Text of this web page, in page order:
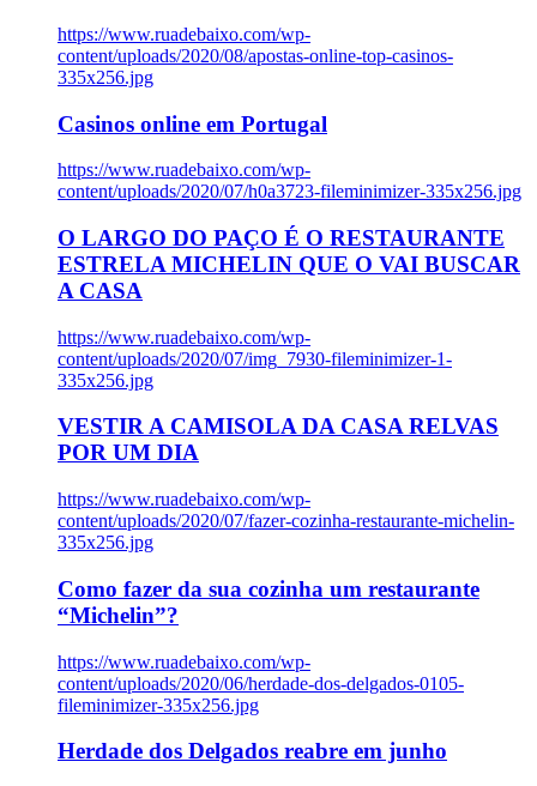
https://www.ruadebaixo.com/wp-
content/uploads/2020/08/apostas-online-top-casinos-
335x256.jpg
Casinos online em Portugal
https://www.ruadebaixo.com/wp-
content/uploads/2020/07/h0a3723-fileminimizer-335x256.jpg
O LARGO DO PAÇO É O RESTAURANTE
ESTRELA MICHELIN QUE O VAI BUSCAR
A CASA
https://www.ruadebaixo.com/wp-
content/uploads/2020/07/img_7930-fileminimizer-1-
335x256.jpg
VESTIR A CAMISOLA DA CASA RELVAS
POR UM DIA
https://www.ruadebaixo.com/wp-
content/uploads/2020/07/fazer-cozinha-restaurante-michelin-
335x256.jpg
Como fazer da sua cozinha um restaurante
“Michelin”?
https://www.ruadebaixo.com/wp-
content/uploads/2020/06/herdade-dos-delgados-0105-
fileminimizer-335x256.jpg
Herdade dos Delgados reabre em junho